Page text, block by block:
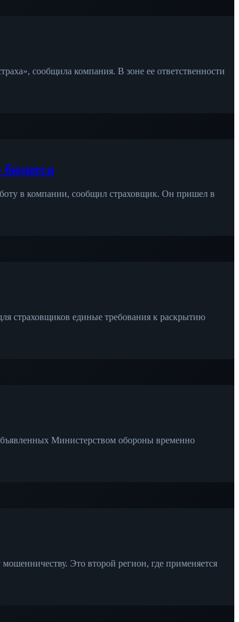
сообщила компания. В зоне ее ответственности
в компании, сообщил страховщик. Он пришел в
страховщиков единые требования к раскрытию
Министерством обороны временно
Это второй регион, где применяется